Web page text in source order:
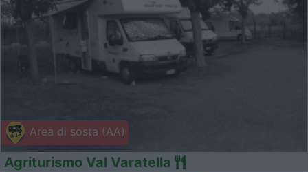
Area di sosta (AA)
Agriturismo Val Varatella